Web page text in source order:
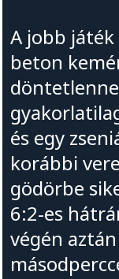
A jobb
beton
és egy
korábbi
gödörbe
6:2-es
végén